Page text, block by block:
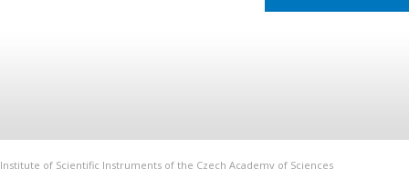
Institute of Scientific Instruments of the Czech Academy of Sciences